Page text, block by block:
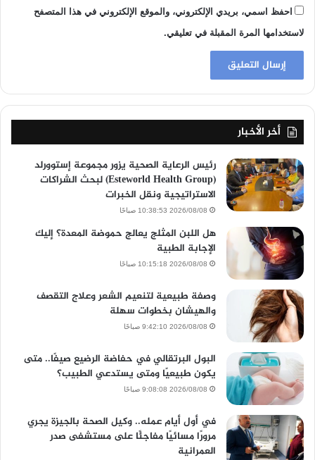
احفظ اسمي، بريدي الإلكتروني، والموقع الإلكتروني في هذا المتصفح
لاستخدامها المرة المقبلة في تعليقي.
أخر الأخبار
رئيس الرعاية الصحية يزور مجموعة إستوورلد
(Esteworld Health Group) لبحث الشراكات
الاستراتيجية ونقل الخبرات
2026/08/08 10:38:53 صباحًا
هل اللبن المثلج يعالج حموضة المعدة؟ إليك
الإجابة الطبية
2026/08/08 10:15:18 صباحًا
وصفة طبيعية لتنعيم الشعر وعلاج التقصف
والهيشان بخطوات سهلة
2026/08/08 9:42:10 صباحًا
البول البرتقالي في حفاضة الرضيع صيفًا.. متى
يكون طبيعيًا ومتى يستدعي الطبيب؟
2026/08/08 9:08:08 صباحًا
في أول أيام عمله.. وكيل الصحة بالجيزة يجري
مرورًا مسائيًا مفاجئًا على مستشفى صدر
العمرانية